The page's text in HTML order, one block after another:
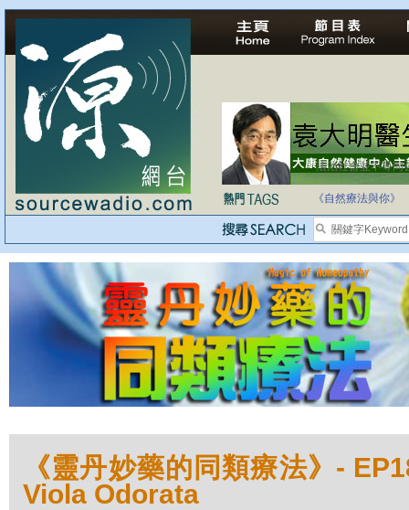
法治社會並不等同
自家教育合法化-
《自然療法與你》
《靈丹妙藥的同類療法》-
Viola Odorata